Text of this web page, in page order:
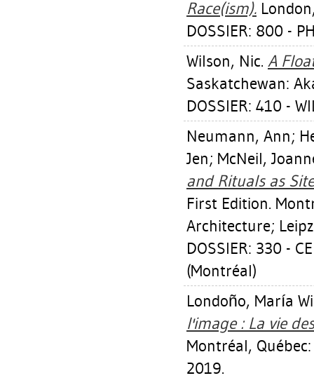
Race(ism).
DOSSIER: 800 -
Wilson, Nic. A
Saskatchewan:
DOSSIER: 410 -
Neumann, Ann;
Jen; McNeil,
and Rituals as
First Edition.
Architecture;
DOSSIER: 330 -
(Montréal)
Londoño, María
l'image : La vie
Montréal,
2019.